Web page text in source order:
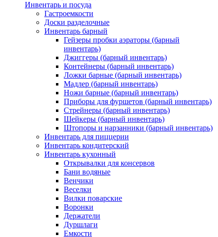
Инвентарь и посуда
Гастроемкости
Доски разделочные
Инвентарь барный
Гейзеры пробки аэраторы (барный
инвентарь)
Джиггеры (барный инвентарь)
Контейнеры (барный инвентарь)
Ложки барные (барный инвентарь)
Мадлер (барный инвентарь)
Ножи барные (барный инвентарь)
Приборы для фуршетов (барный инвентарь)
Стрейнеры (барный инвентарь)
Шейкеры (барный инвентарь)
Штопоры и нарзанники (барный инвентарь)
Инвентарь для пиццерии
Инвентарь кондитерский
Инвентарь кухонный
Открывалки для консервов
Бани водяные
Венчики
Веселки
Вилки поварские
Воронки
Держатели
Дуршлаги
Емкости